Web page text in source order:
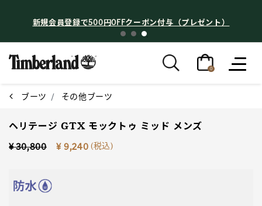
新規会員登録で500円OFFクーポン付与（プレゼント）
0
ブーツ その他ブーツ
ヘリテージ GTX モックトゥ ミッド メンズ
Price reduced from
¥ 30,800to ¥ 9,240 (税込)